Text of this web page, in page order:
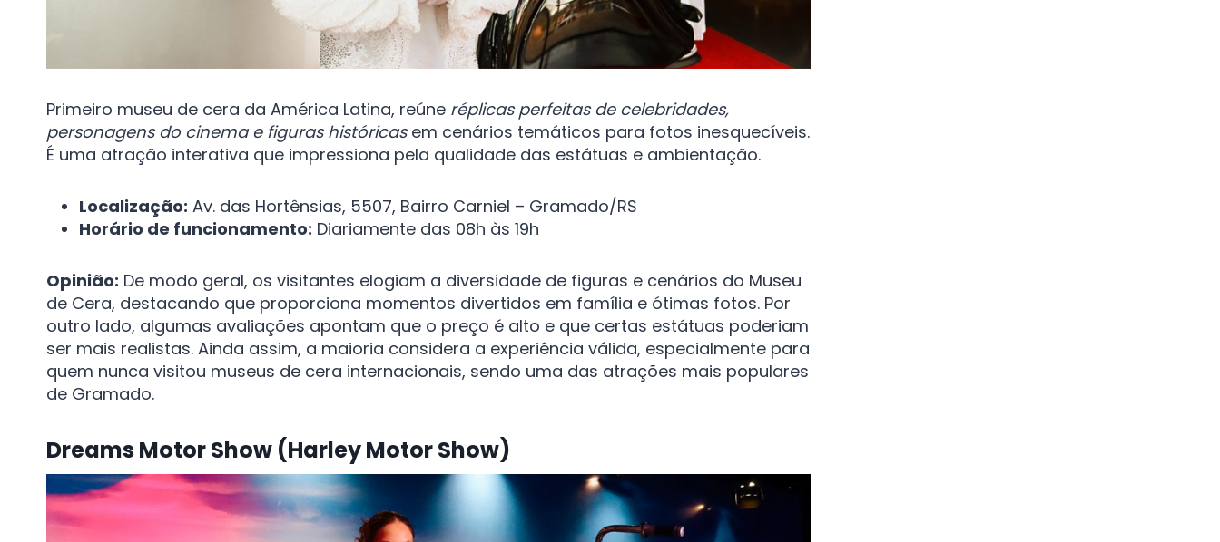
Primeiro museu de cera da América Latina, reúne réplicas perfeitas de celebridades,
personagens do cinema e figuras históricasem cenários temáticos para fotos inesquecíveis.
É uma atração interativa que impressiona pela qualidade das estátuas e ambientação.
Localização: Av. das Hortênsias, 5507, Bairro Carniel – Gramado/RS
Horário de funcionamento: Diariamente das 08h às 19h
Opinião: De modo geral, os visitantes elogiam a diversidade de figuras e cenários do Museu
de Cera, destacando que proporciona momentos divertidos em família e ótimas fotos. Por
outro lado, algumas avaliações apontam que o preço é alto e que certas estátuas poderiam
ser mais realistas. Ainda assim, a maioria considera a experiência válida, especialmente para
quem nunca visitou museus de cera internacionais, sendo uma das atrações mais populares
de Gramado.
Dreams Motor Show (Harley Motor Show)